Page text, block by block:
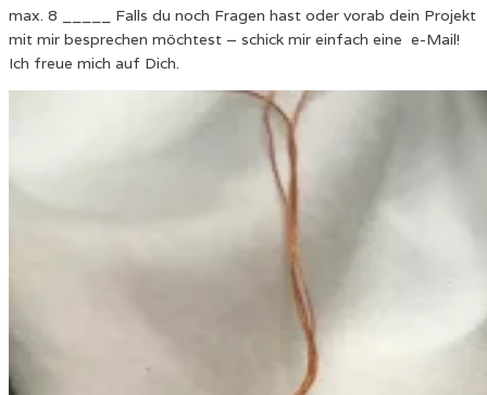
max. 8 _____ Falls du noch Fragen hast oder vorab dein Projekt
mit mir besprechen möchtest – schick mir einfach eine e-Mail!
Ich freue mich auf Dich.